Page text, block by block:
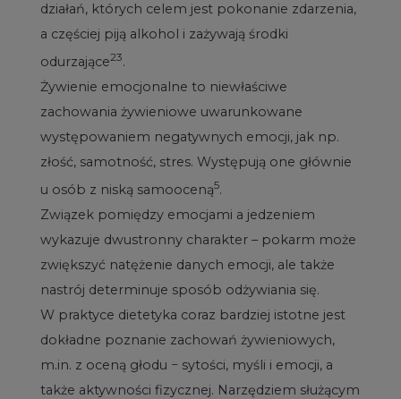
działań, których celem jest pokonanie zdarzenia,
a częściej piją alkohol i zażywają środki
odurzające23.
Żywienie emocjonalne to niewłaściwe
zachowania żywieniowe uwarunkowane
występowaniem negatywnych emocji, jak np.
złość, samotność, stres. Występują one głównie
u osób z niską samooceną5.
Związek pomiędzy emocjami a jedzeniem
wykazuje dwustronny charakter – pokarm może
zwiększyć natężenie danych emocji, ale także
nastrój determinuje sposób odżywiania się.
W praktyce dietetyka coraz bardziej istotne jest
dokładne poznanie zachowań żywieniowych,
m.in. z oceną głodu − sytości, myśli i emocji, a
także aktywności fizycznej. Narzędziem służącym